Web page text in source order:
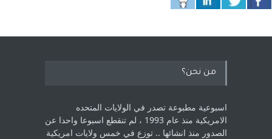
من نحن؟
اسبوعية مطبوعة تصدر في الولايات المتحده
الامريكية منذ عام 1993 ، لم ‏تنقطع اسبوعا واحدا عن
الصدور منذ انشائها .. توزع في خمس ولايات امريكية